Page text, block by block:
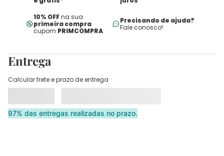
10% OFFna sua
primeira compra
cupom PRIMCOMPRA
Precisando de ajuda?
Fale conosco!
Entrega
Calcular frete e prazo de entrega
97% das entregas realizadas no prazo.